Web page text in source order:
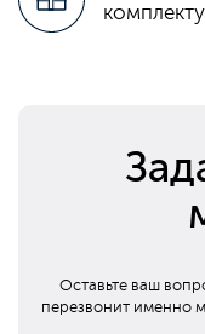
Оставьте ваш
перезвонит именно